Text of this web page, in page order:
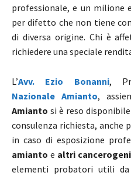
professionale, e un milione
per difetto che non tiene
di diversa origine. Chi è
richiedere una speciale
L’Avv. Ezio Bonanni,
Nazionale Amianto,
Amianto si è reso
consulenza richiesta, anche
in caso di esposizione
amianto e altri cancerogeni
elementi probatori utili